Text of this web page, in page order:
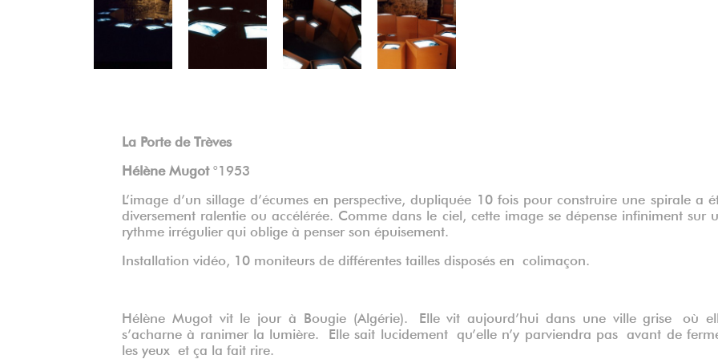
Précédent
La Porte de Trèves
Hélène Mugot °1953
L’image d’un sillage d’écumes en perspective, dupliquée 10 fois pour construire une spirale a
diversement ralentie ou accélérée. Comme dans le ciel, cette image se dépense infiniment sur
rythme irrégulier qui oblige à penser son épuisement.
Installation vidéo, 10 moniteurs de différentes tailles disposés en colimaçon.
Hélène Mugot vit le jour à Bougie (Algérie). Elle vit aujourd’hui dans une ville grise où
s’acharne à ranimer la lumière. Elle sait lucidement qu’elle n’y parviendra pas avant de
les yeux et ça la fait rire.